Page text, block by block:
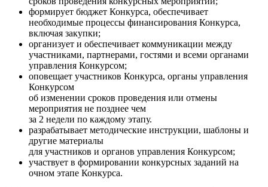
формирует бюджет Конкурса, обеспечивает
необходимые процессы финансирования Конкурса,
включая закупки;
организует и обеспечивает коммуникации между
участниками, партнерами, гостями и всеми органами
управления Конкурсом;
оповещает участников Конкурса, органы управления
Конкурсом
об изменении сроков проведения или отмены
мероприятия не позднее чем
за 2 недели по каждому этапу.
разрабатывает методические инструкции, шаблоны и
другие материалы
для участников и органов управления Конкурсом;
участвует в формировании конкурсных заданий на
очном этапе Конкурса.